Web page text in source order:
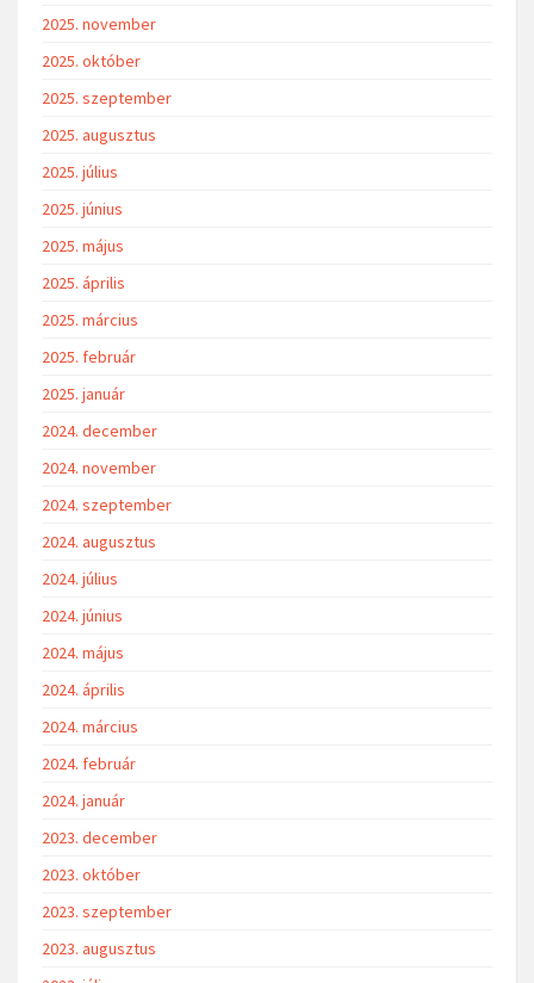
2025. november
2025. október
2025. szeptember
2025. augusztus
2025. július
2025. június
2025. május
2025. április
2025. március
2025. február
2025. január
2024. december
2024. november
2024. szeptember
2024. augusztus
2024. július
2024. június
2024. május
2024. április
2024. március
2024. február
2024. január
2023. december
2023. október
2023. szeptember
2023. augusztus